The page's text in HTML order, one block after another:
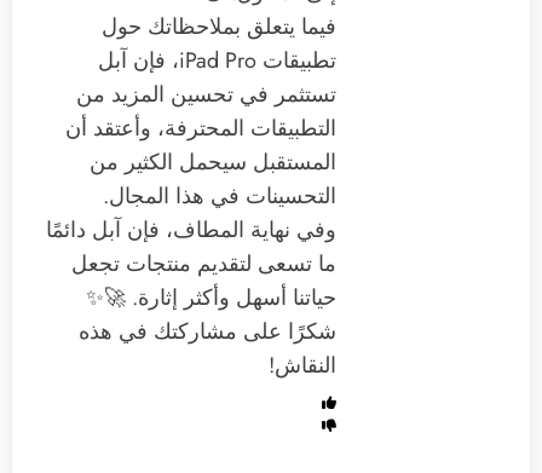
فيما يتعلق بملاحظاتك حول
تطبيقات iPad Pro، فإن آبل
تستثمر في تحسين المزيد من
التطبيقات المحترفة، وأعتقد أن
المستقبل سيحمل الكثير من
التحسينات في هذا المجال.
وفي نهاية المطاف، فإن آبل دائمًا
ما تسعى لتقديم منتجات تجعل
حياتنا أسهل وأكثر إثارة. 🚀✨
شكرًا على مشاركتك في هذه
النقاش!